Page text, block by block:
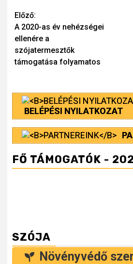
Continue
Reading
Előző:
A 2020-as év nehézségei
ellenére a
szójatermesztők
támogatása folyamatos
BELÉPÉSI NYILATKOZAT
FŐ TÁMOGATÓK -
SZÓJA
Növényvédő